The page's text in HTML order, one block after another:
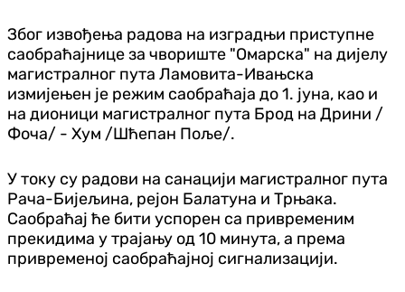
Због извођења радова на изградњи приступне
саобраћајнице за чвориште "Омарска" на дијелу
магистралног пута Ламовита-Ивањска
измијењен је режим саобраћаја до 1. јуна, као и
на дионици магистралног пута Брод на Дрини /
Фоча/ - Хум /Шћепан Поље/.
У току су радови на санацији магистралног пута
Рача-Бијељина, рејон Балатуна и Трњака.
Саобраћај ће бити успорен са привременим
прекидима у трајању од 10 минута, а према
привременој саобраћајној сигнализацији.